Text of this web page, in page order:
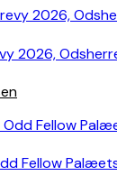
2026,
Fellow